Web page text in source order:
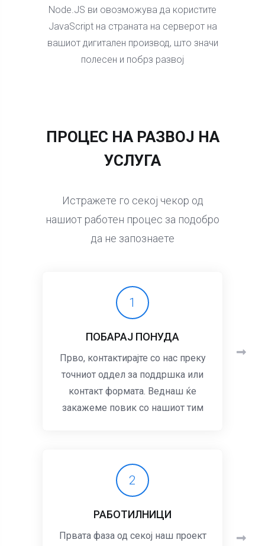
Node.JS ви овозможува да користите
JavaScript на страната на серверот на
вашиот дигитален производ, што значи
полесен и побрз развој
ПРОЦЕС НА РАЗВОЈ НА
УСЛУГА
Истражете го секој чекор од
нашиот работен процес за подобро
да не запознаете
1
ПОБАРАЈ ПОНУДА
Прво, контактирајте со нас преку
точниот оддел за поддршка или
контакт формата. Веднаш ќе
закажеме повик со нашиот тим
2
РАБОТИЛНИЦИ
Првата фаза од секој наш проект